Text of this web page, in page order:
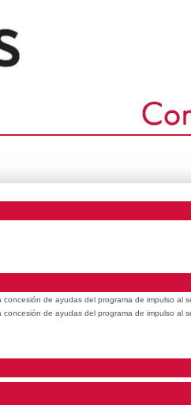
concesión de ayudas del programa de impulso al
concesión de ayudas del programa de impulso al